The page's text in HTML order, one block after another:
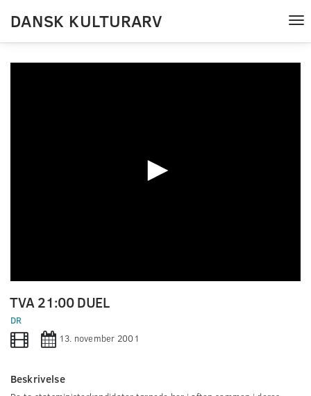
DANSK KULTURARV
seconds
of
0
seconds
TVA 21:00 DUEL
DR
13. november 2001
Beskrivelse